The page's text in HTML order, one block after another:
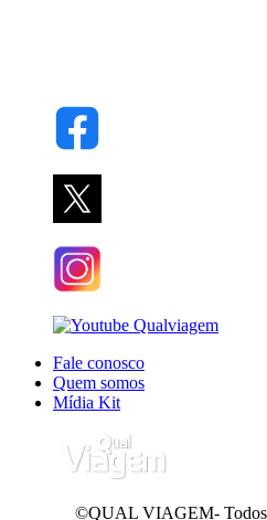
Fale conosco
Quem somos
Mídia Kit
©QUAL VIAGEM- Todos